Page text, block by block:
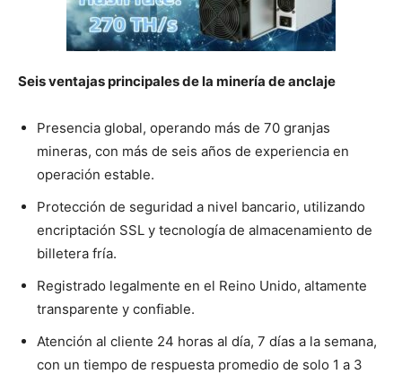
Seis ventajas principales de la minería de anclaje
Presencia global, operando más de 70 granjas
mineras, con más de seis años de experiencia en
operación estable.
Protección de seguridad a nivel bancario, utilizando
encriptación SSL y tecnología de almacenamiento de
billetera fría.
Registrado legalmente en el Reino Unido, altamente
transparente y confiable.
Atención al cliente 24 horas al día, 7 días a la semana,
con un tiempo de respuesta promedio de solo 1 a 3